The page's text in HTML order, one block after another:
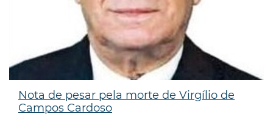
Nota de pesar pela morte de Virgílio de
Campos Cardoso